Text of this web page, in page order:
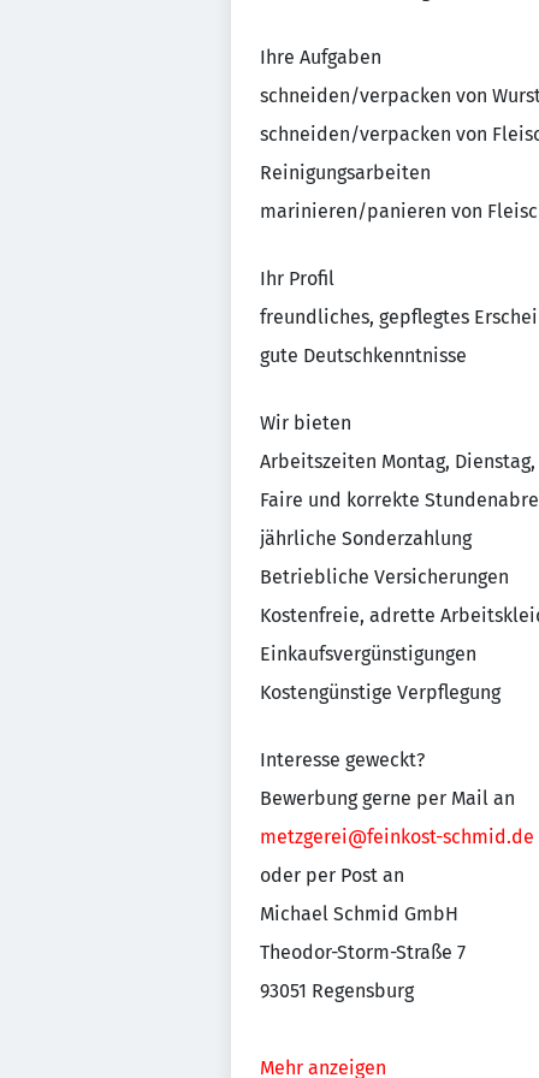
Ihre Aufgaben
schneiden/verpacken von
schneiden/verpacken von
Reinigungsarbeiten
marinieren/panieren von
Ihr Profil
freundliches, gepflegtes
gute Deutschkenntnisse
Wir bieten
Arbeitszeiten Montag,
Faire und korrekte
jährliche Sonderzahlung
Betriebliche Versicherungen
Kostenfreie, adrette
Einkaufsvergünstigungen
Kostengünstige Verpflegung
Interesse geweckt?
Bewerbung gerne per Mail an
metzgerei@feinkost-schmid.de
oder per Post an
Michael Schmid GmbH
Theodor-Storm-Straße 7
93051 Regensburg
Mehr anzeigen